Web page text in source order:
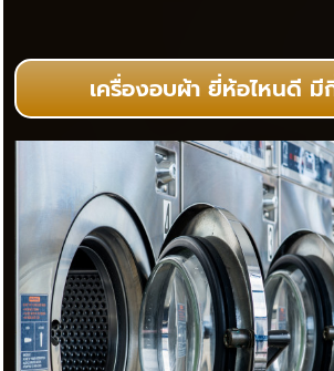
เครื่องอบผ้า ยี่ห้อไหนดี มี